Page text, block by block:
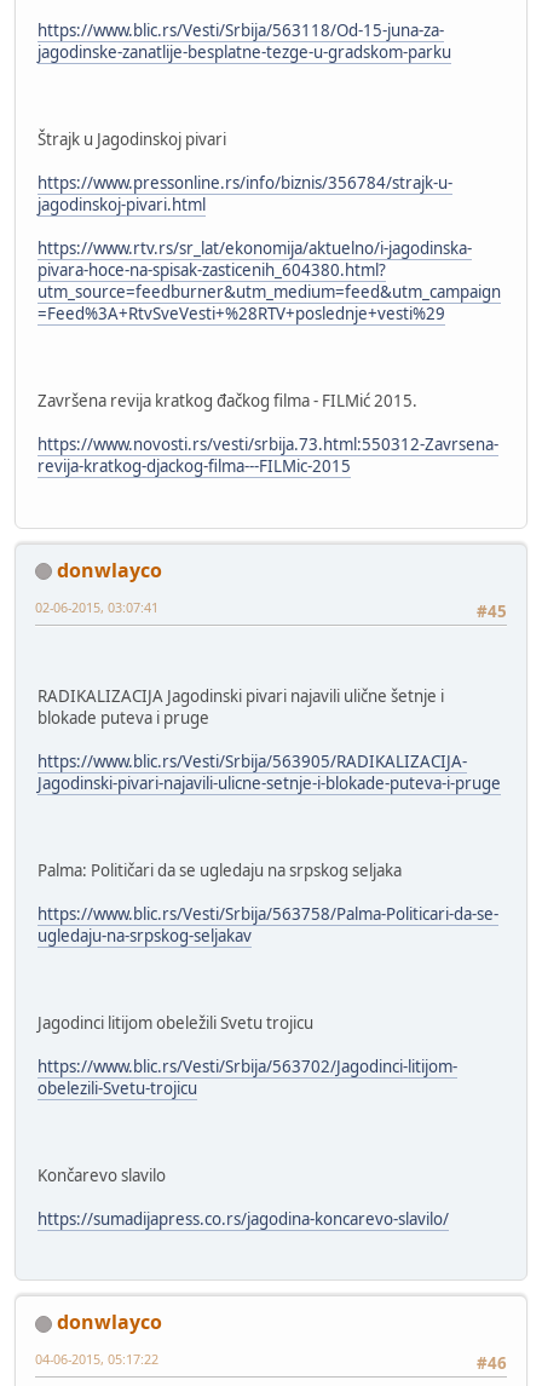
https://www.blic.rs/Vesti/Srbija/563118/Od-15-juna-za-
jagodinske-zanatlije-besplatne-tezge-u-gradskom-parku
Štrajk u Jagodinskoj pivari
https://www.pressonline.rs/info/biznis/356784/strajk-u-
jagodinskoj-pivari.html
https://www.rtv.rs/sr_lat/ekonomija/aktuelno/i-jagodinska-
pivara-hoce-na-spisak-zasticenih_604380.html?
utm_source=feedburner&utm_medium=feed&utm_campaign
=Feed%3A+RtvSveVesti+%28RTV+poslednje+vesti%29
Završena revija kratkog đačkog filma - FILMić 2015.
https://www.novosti.rs/vesti/srbija.73.html:550312-Zavrsena-
revija-kratkog-djackog-filma---FILMic-2015
donwlayco
#45
02-06-2015, 03:07:41
RADIKALIZACIJA Jagodinski pivari najavili ulične šetnje i
blokade puteva i pruge
https://www.blic.rs/Vesti/Srbija/563905/RADIKALIZACIJA-
Jagodinski-pivari-najavili-ulicne-setnje-i-blokade-puteva-i-pruge
Palma: Političari da se ugledaju na srpskog seljaka
https://www.blic.rs/Vesti/Srbija/563758/Palma-Politicari-da-se-
ugledaju-na-srpskog-seljakav
Jagodinci litijom obeležili Svetu trojicu
https://www.blic.rs/Vesti/Srbija/563702/Jagodinci-litijom-
obelezili-Svetu-trojicu
Končarevo slavilo
https://sumadijapress.co.rs/jagodina-koncarevo-slavilo/
donwlayco
#46
04-06-2015, 05:17:22